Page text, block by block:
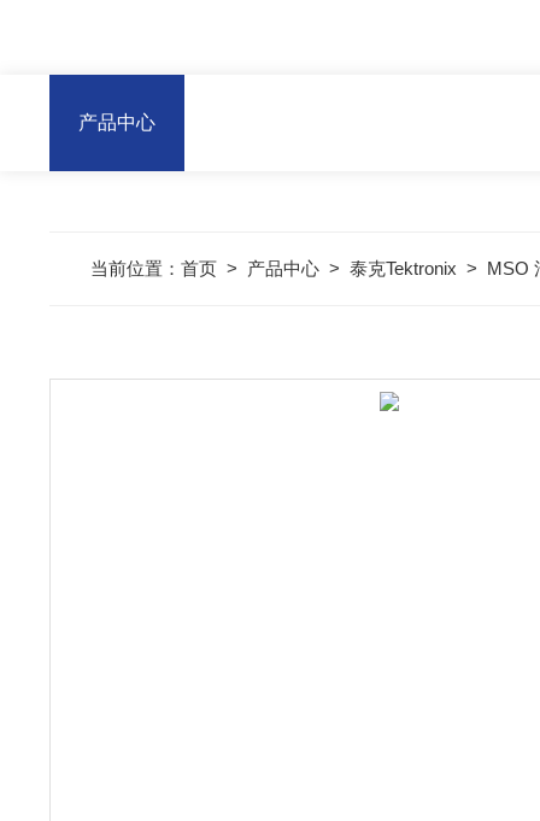
产品中心
当前位置： 首页> 产品中心> 泰克Tektronix > MSO